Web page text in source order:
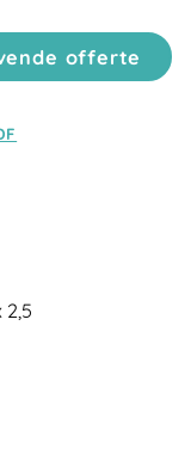
offerte
2,5